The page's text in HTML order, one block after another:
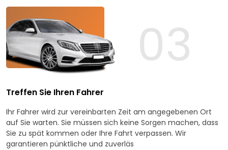
03
Treffen Sie Ihren Fahrer
Ihr Fahrer wird zur vereinbarten Zeit am angegebenen Ort
auf Sie warten. Sie müssen sich keine Sorgen machen, dass
Sie zu spät kommen oder Ihre Fahrt verpassen. Wir
garantieren pünktliche und zuverläs